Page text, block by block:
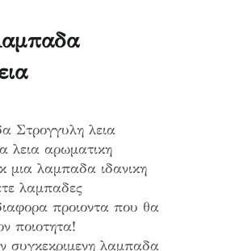
Στρογγυλη λεια
λεια αρωματικη
μια λαμπαδα ιδανικη
λαμπαδες
προιοντα που θα
ποιοτητα!
συγκεκριμενη λαμπαδα